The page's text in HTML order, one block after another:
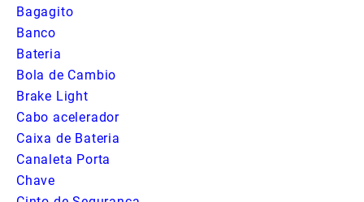
Bagagito
Banco
Bateria
Bola de Cambio
Brake Light
Cabo acelerador
Caixa de Bateria
Canaleta Porta
Chave